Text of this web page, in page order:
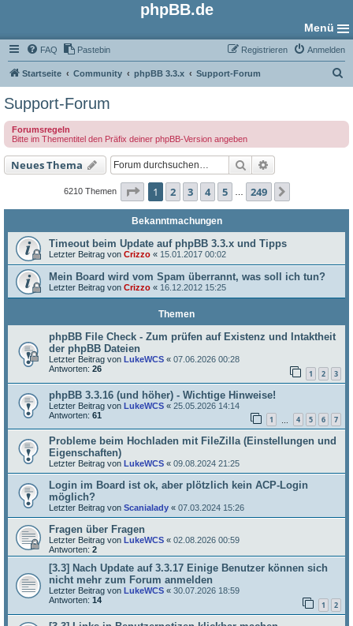
phpBB.de
Menü
FAQ Pastebin Anmelden
Registrieren
Startseite Community phpBB 3.3.x Support-Forum
e
Support-Forum
Forumsregeln
Bitte im Thementitel den Präfix deiner phpBB-Version angeben
Neues Thema Suche
6210 Themen Seite 1von 249
1 2 3 4 5 249
Bekanntmachungen
Timeout beim Update auf phpBB 3.3.x und Tipps
Letzter Beitrag von Crizzo « 15.01.2017 00:02
Mein Board wird vom Spam überrannt, was soll ich tun?
Letzter Beitrag von Crizzo « 16.12.2012 15:25
Themen
phpBB File Check - Zum prüfen auf Existenz und Intaktheit
der phpBB Dateien
Letzter Beitrag von LukeWCS « 07.06.2026 00:28
Antworten: 26 1 2 3
phpBB 3.3.16 (und höher) - Wichtige Hinweise!
Letzter Beitrag von LukeWCS « 25.05.2026 14:14
Antworten: 61 1 4 5 6 7
Probleme beim Hochladen mit FileZilla (Einstellungen und
Eigenschaften)
Letzter Beitrag von LukeWCS « 09.08.2024 21:25
Login im Board ist ok, aber plötzlich kein ACP-Login
möglich?
Letzter Beitrag von Scanialady « 07.03.2024 15:26
Fragen über Fragen
Letzter Beitrag von LukeWCS « 02.08.2026 00:59
Antworten: 2
[3.3] Nach Update auf 3.3.17 Einige Benutzer können sich
nicht mehr zum Forum anmelden
Letzter Beitrag von LukeWCS « 30.07.2026 18:59
Antworten: 14 1 2